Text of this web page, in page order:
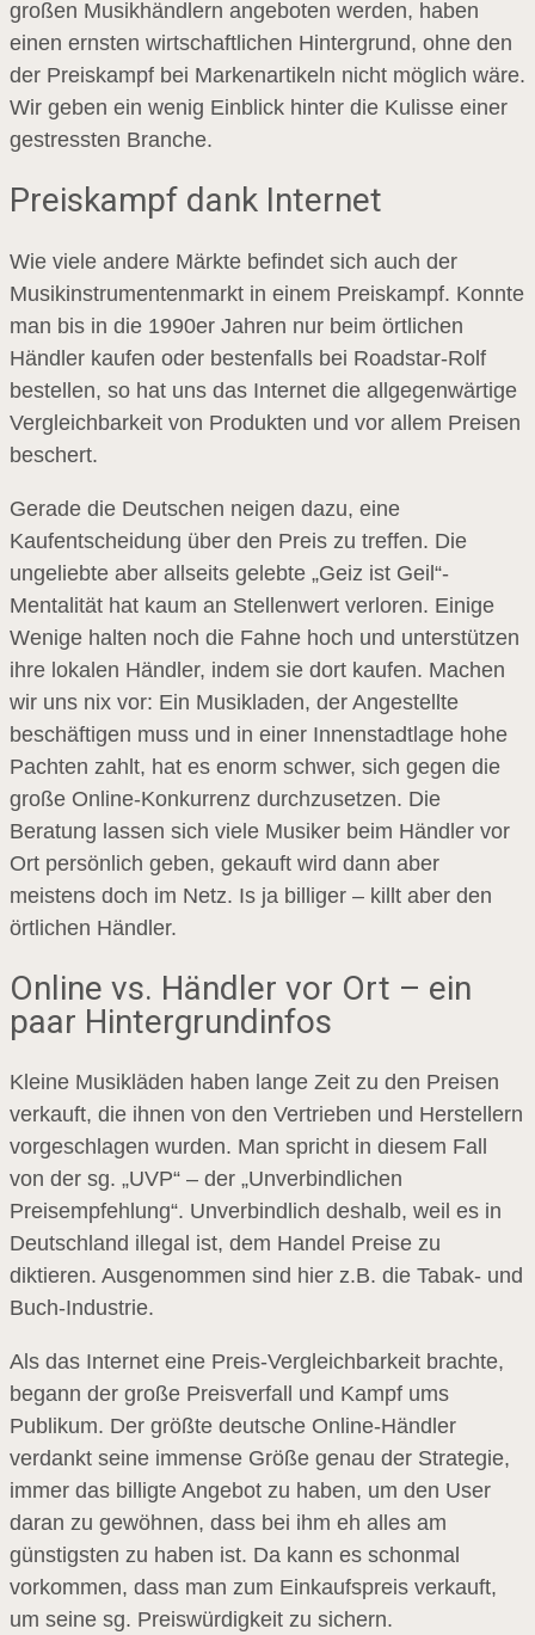
großen Musikhändlern angeboten werden, haben
einen ernsten wirtschaftlichen Hintergrund, ohne den
der Preiskampf bei Markenartikeln nicht möglich wäre.
Wir geben ein wenig Einblick hinter die Kulisse einer
gestressten Branche.
Preiskampf dank Internet
Wie viele andere Märkte befindet sich auch der
Musikinstrumentenmarkt in einem Preiskampf. Konnte
man bis in die 1990er Jahren nur beim örtlichen
Händler kaufen oder bestenfalls bei Roadstar-Rolf
bestellen, so hat uns das Internet die allgegenwärtige
Vergleichbarkeit von Produkten und vor allem Preisen
beschert.
Gerade die Deutschen neigen dazu, eine
Kaufentscheidung über den Preis zu treffen. Die
ungeliebte aber allseits gelebte „Geiz ist Geil“-
Mentalität hat kaum an Stellenwert verloren. Einige
Wenige halten noch die Fahne hoch und unterstützen
ihre lokalen Händler, indem sie dort kaufen. Machen
wir uns nix vor: Ein Musikladen, der Angestellte
beschäftigen muss und in einer Innenstadtlage hohe
Pachten zahlt, hat es enorm schwer, sich gegen die
große Online-Konkurrenz durchzusetzen. Die
Beratung lassen sich viele Musiker beim Händler vor
Ort persönlich geben, gekauft wird dann aber
meistens doch im Netz. Is ja billiger – killt aber den
örtlichen Händler.
Online vs. Händler vor Ort – ein
paar Hintergrundinfos
Kleine Musikläden haben lange Zeit zu den Preisen
verkauft, die ihnen von den Vertrieben und Herstellern
vorgeschlagen wurden. Man spricht in diesem Fall
von der sg. „UVP“ – der „Unverbindlichen
Preisempfehlung“. Unverbindlich deshalb, weil es in
Deutschland illegal ist, dem Handel Preise zu
diktieren. Ausgenommen sind hier z.B. die Tabak- und
Buch-Industrie.
Als das Internet eine Preis-Vergleichbarkeit brachte,
begann der große Preisverfall und Kampf ums
Publikum. Der größte deutsche Online-Händler
verdankt seine immense Größe genau der Strategie,
immer das billigte Angebot zu haben, um den User
daran zu gewöhnen, dass bei ihm eh alles am
günstigsten zu haben ist. Da kann es schonmal
vorkommen, dass man zum Einkaufspreis verkauft,
um seine sg. Preiswürdigkeit zu sichern.